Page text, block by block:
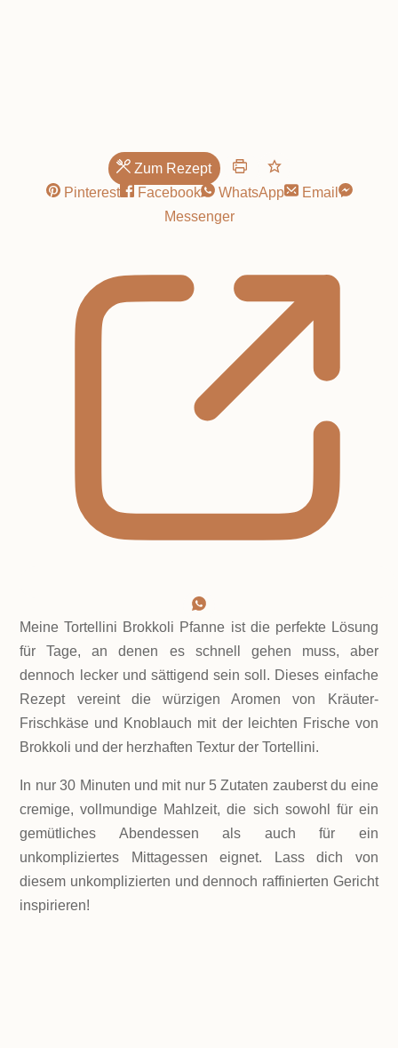
Zum Rezept
Pinterest
Facebook WhatsApp
Email
Messenger
Meine Tortellini Brokkoli Pfanne ist die perfekte Lösung
für Tage, an denen es schnell gehen muss, aber
dennoch lecker und sättigend sein soll. Dieses einfache
Rezept vereint die würzigen Aromen von Kräuter-
Frischkäse und Knoblauch mit der leichten Frische von
Brokkoli und der herzhaften Textur der Tortellini.
In nur 30 Minuten und mit nur 5 Zutaten zauberst du eine
cremige, vollmundige Mahlzeit, die sich sowohl für ein
gemütliches Abendessen als auch für ein
unkompliziertes Mittagessen eignet. Lass dich von
diesem unkomplizierten und dennoch raffinierten Gericht
inspirieren!